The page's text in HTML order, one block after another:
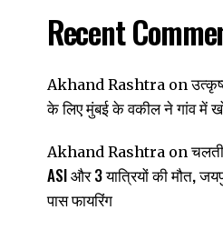
Recent
Akhand Rashtraon
के लिए मुंबई के वकील ने गांव में
Akhand Rashtraon
ASI और 3 यात्रियों की मौत,
पास फायरिंग